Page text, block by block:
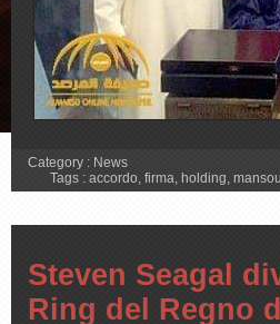
Category : News
Tags : accordo, firma, holding,
Steven Seagal
Ring del Regno